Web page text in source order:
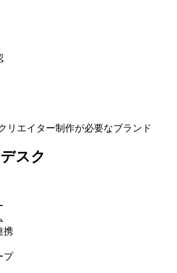
リエイター制作が必要なブランド
スク
携
プ